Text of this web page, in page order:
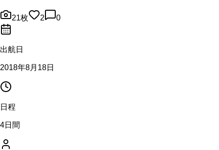
21枚 2 0
出航日
2018年8月18日
日程
4日間